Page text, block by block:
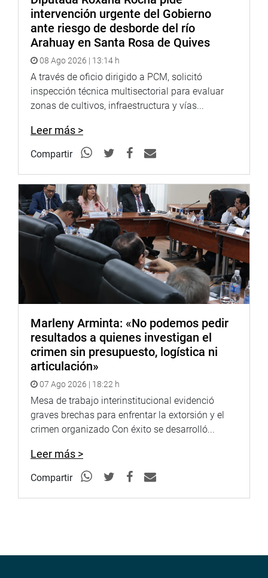
intervención urgente del Gobierno
ante riesgo de desborde del río
Arahuay en Santa Rosa de Quives
08 Ago 2026 | 13:14 h
A través de oficio dirigido a PCM, solicitó
inspección técnica multisectorial para evaluar
zonas de cultivos, infraestructura y vías...
Leer más >
Compartir
Marleny Arminta: «No podemos pedir
resultados a quienes investigan el
crimen sin presupuesto, logística ni
articulación»
07 Ago 2026 | 18:22 h
Mesa de trabajo interinstitucional evidenció
graves brechas para enfrentar la extorsión y el
crimen organizado Con éxito se desarrolló...
Leer más >
Compartir